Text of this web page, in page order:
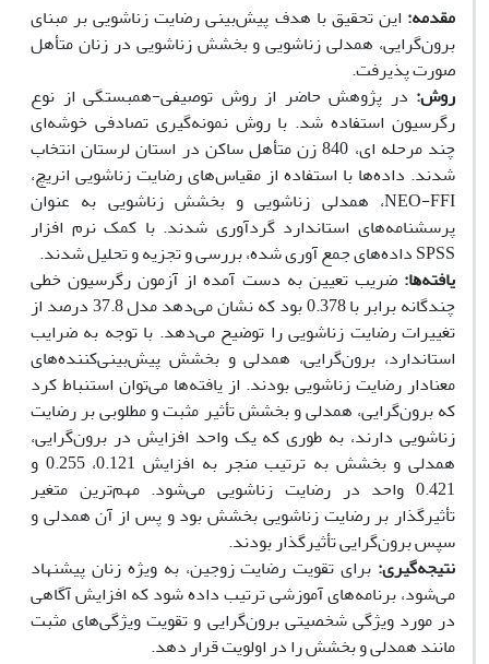
ﻣﻘﺪﻣﻪ: این تحقیق با هدف پیش‌بینی رضایت زناشویی بر مبنای
برون‌گرایی، همدلی زناشویی و بخشش زناشویی در زنان متأهل
صورت پذیرفت.
روش: در پژوهش حاضر از روش توصیفی-همبستگی از نوع
رگرسیون استفاده شد. با روش نمونه‌گیری تصادفی خوشه‌ای
چند مرحله ای، 840 زن متأهل ساکن در استان لرستان انتخاب
شدند. داده‌ها با استفاده از مقیاس‌های رضایت زناشویی انریچ،
NEO-FFI، همدلی زناشویی و بخشش زناشویی به عنوان
پرسشنامه‌های استاندارد گردآوری شدند. با کمک نرم افزار
SPSS داده‌های جمع آوری شده، بررسی و تجزیه و تحلیل شدند.
ﯾﺎﻓﺘﻪﻫﺎ: ضریب تعیین به دست آمده از آزمون رگرسیون خطی
چندگانه برابر با 0.378 بود که نشان می‌دهد مدل 37.8 درصد از
تغییرات رضایت زناشویی را توضیح می‌دهد. با توجه به ضرایب
استاندارد، برون‌گرایی، همدلی و بخشش پیش‌بینی‌کننده‌های
معنادار رضایت زناشویی بودند. از یافته‌ها می‌توان استنباط کرد
که برون‌گرایی، همدلی و بخشش تأثیر مثبت و مطلوبی بر رضایت
زناشویی دارند، به طوری که یک واحد افزایش در برون‌گرایی،
همدلی و بخشش به ترتیب منجر به افزایش 0.121، 0.255 و
0.421 واحد در رضایت زناشویی می‌شود. مهم‌ترین متغیر
تأثیرگذار بر رضایت زناشویی بخشش بود و پس از آن همدلی و
سپس برون‌گرایی تأثیرگذار بودند.
ﻧﺘﯿﺠﻪﮔﯿﺮی: برای تقویت رضایت زوجین، به ویژه زنان پیشنهاد
می‌شود، برنامه‌های آموزشی ترتیب داده شود که افزایش آگاهی
در مورد ویژگی شخصیتی برون‌گرایی و تقویت ویژگی‌های مثبت
مانند همدلی و بخشش را در اولویت قرار دهد.